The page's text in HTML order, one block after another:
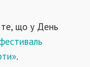
що у День
.